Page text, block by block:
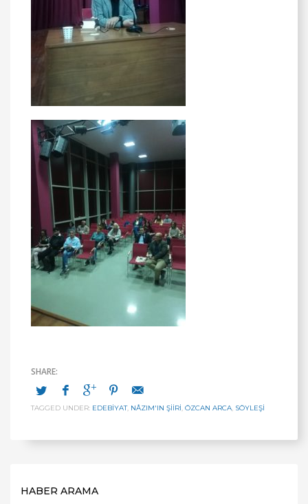
TAGGED UNDER: EDEBİYAT, NÂZIM'IN ŞIIRI ÖZCAN ARCA SÖYLEŞİ
HABER ARAMA